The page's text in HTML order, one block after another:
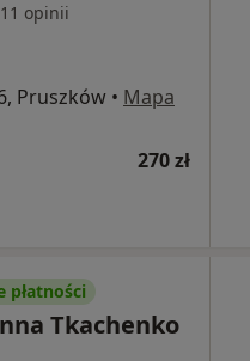
11 opinii
Pruszków • Mapa
270 zł
płatności
Tkachenko